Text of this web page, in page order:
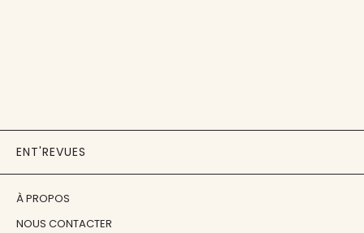
ENT'REVUES
À PROPOS
NOUS CONTACTER